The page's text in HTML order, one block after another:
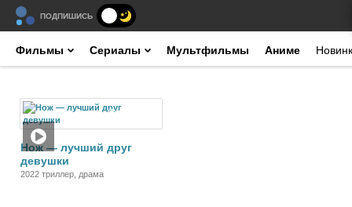
ПОДПИШИСЬ
Фильмы Сериалы Мультфильмы Аниме
Фильм
Нож — лучший друг
девушки
2022 триллер, драма